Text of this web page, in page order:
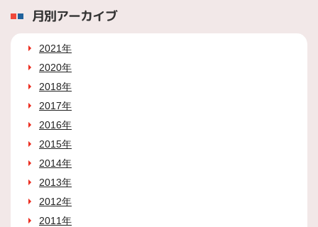
月別アーカイブ
2021年
2020年
2018年
2017年
2016年
2015年
2014年
2013年
2012年
2011年